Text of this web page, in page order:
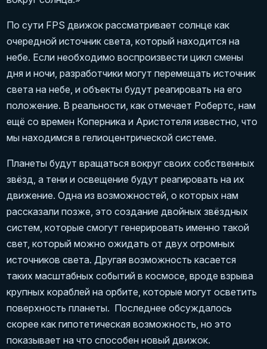
По сути FPS движок рассматривает солнце как
очередной источник света, который находится на
небе. Если необходимо воспроизвести цикл смены
дня и ночи, разработчики могут перемещать источник
света на небе, и объекты будут реагировать на его
положение. В реальности, как отмечает Робертс, нам
ещё со времен Коперника и Аристотеля известно, что
мы находимся в гелиоцентрической системе.
Планеты будут вращаться вокруг своих собственных
звёзд, а тени и освещение будут реагировать на их
движение. Одна из возможностей, о которых нам
рассказали позже, это создание двойных звёздных
систем, которые смогут генерировать именно такой
свет, который можно ожидать от двух огромных
источников света. Другая возможность касается
таких масштабных событий в космосе, вроде взрыва
крупных кораблей на орбите, которые могут осветить
поверхность планеты. Последнее обсуждалось
скорее как гипотетическая возможность, но это
показывает на что способен новый движок.